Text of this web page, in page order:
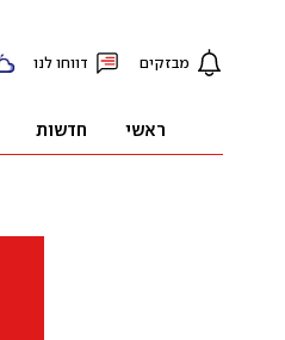
מבזקים דווחו לנו
ראשי חדשות